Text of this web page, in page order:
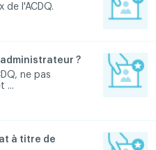
de l'ACDQ.
?
ne pas
...
à titre de